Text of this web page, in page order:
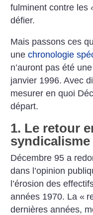
fulminent contre les
défier.
Mais passons ces
unechronologie
n’auront pas été
janvier 1996. Avec
mesurer en quoi
départ.
1. Le retour
Décembre 95 a
dans l’opinion
l’érosion des
années 1970. La «
dernières années,